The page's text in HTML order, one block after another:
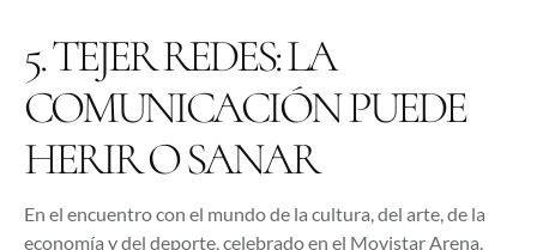
5. TEJER REDES: LA
COMUNICACIÓN PUEDE
HERIR O SANAR
En el encuentro con el mundo de la cultura, del arte, de la
economía y del deporte, celebrado en el Movistar Arena,